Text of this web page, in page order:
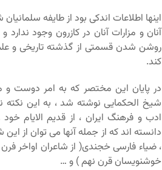
اینها اطلاعات اندکی بود از طایفه
آنان و مزارات آنان در کازرون وجود
روشن شدن قسمتی از گذشته تاریخی و
کند.
در پایان این مختصر که به امر دوست
شیخ الحکمایی نوشته شد ، به این نکته
ادب و فرهنگ ایران ، از قدیم الایام
دانسته اند که از جمله آنها می توان از
، ضیاء فارسی خجندی( از شاعران اواخر
خوشنویسان قرن نهم ) و …